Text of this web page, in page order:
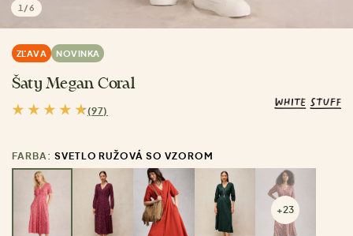
1 /6
ZĽAVA NOVINKA
Šaty Megan Coral
(97)
FARBA: SVETLO RUŽOVÁ SO VZOROM
+23